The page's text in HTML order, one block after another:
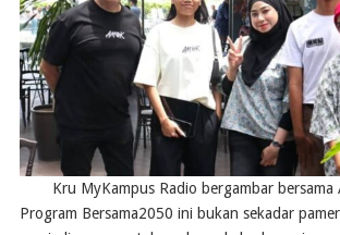
Kru MyKampus Radio bergambar bersama
Program Bersama2050 ini bukan sekadar